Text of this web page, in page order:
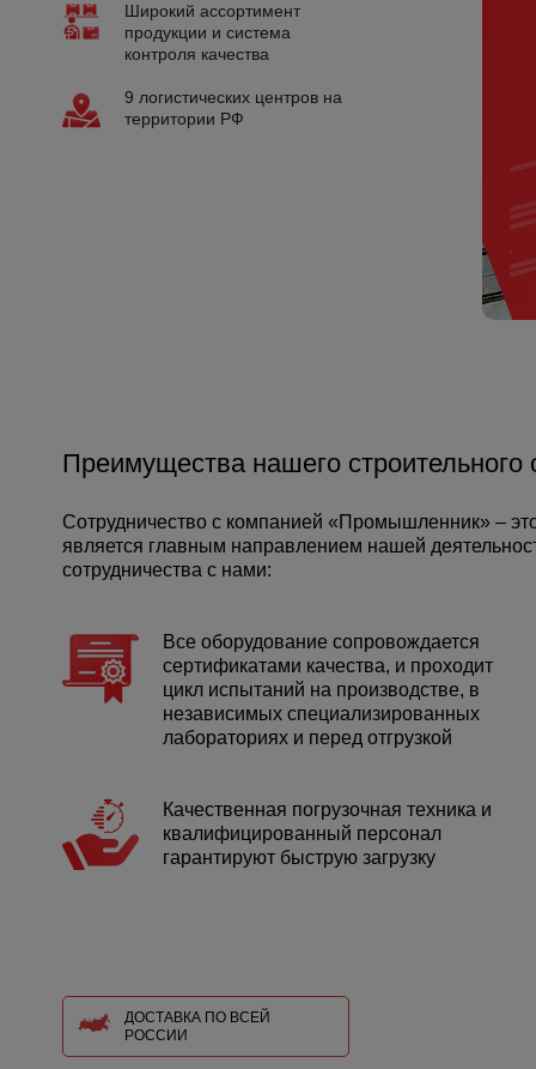
Опалубка
Оборудование для работы с
Тачки строительные и садовые
Металл и металлообработка
Широкий ассортимент
продукции и система
контроля качества
9 логистических центров на
территории РФ
Преимущества нашего строительного
Сотрудничество с компанией «Промышленник» –
является главным направлением нашей
сотрудничества с нами:
Все оборудование сопровождается
сертификатами качества, и проходит
цикл испытаний на производстве, в
независимых специализированных
лабораториях и перед отгрузкой
Качественная погрузочная техника и
квалифицированный персонал
гарантируют быструю загрузку
ДОСТАВКА ПО ВСЕЙ
РОССИИ